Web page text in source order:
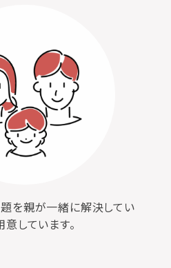
を親が一緒に解決してい
しています。